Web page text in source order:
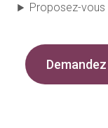
Proposez-vous